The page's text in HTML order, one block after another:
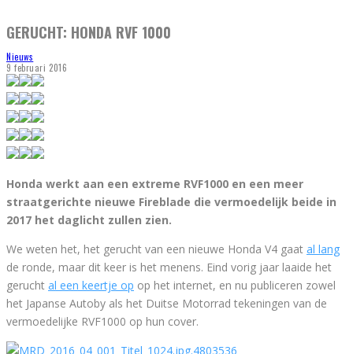
GERUCHT: HONDA RVF 1000
Nieuws
9 februari 2016
Honda werkt aan een extreme RVF1000 en een meer
straatgerichte nieuwe Fireblade die vermoedelijk beide in
2017 het daglicht zullen zien.
We weten het, het gerucht van een nieuwe Honda V4 gaat al lang
de ronde, maar dit keer is het menens. Eind vorig jaar laaide het
gerucht al een keertje op op het internet, en nu publiceren zowel
het Japanse Autoby als het Duitse Motorrad tekeningen van de
vermoedelijke RVF1000 op hun cover.